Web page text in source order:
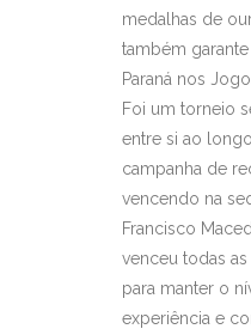
medalhas de
também
Paraná nos
Foi um torneio
entre si ao
campanha de
vencendo na
Francisco
venceu todas
para manter o
experiência e